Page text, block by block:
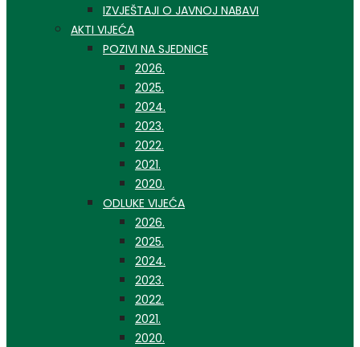
IZVJEŠTAJI O JAVNOJ NABAVI
AKTI VIJEĆA
POZIVI NA SJEDNICE
2026.
2025.
2024.
2023.
2022.
2021.
2020.
ODLUKE VIJEĆA
2026.
2025.
2024.
2023.
2022.
2021.
2020.